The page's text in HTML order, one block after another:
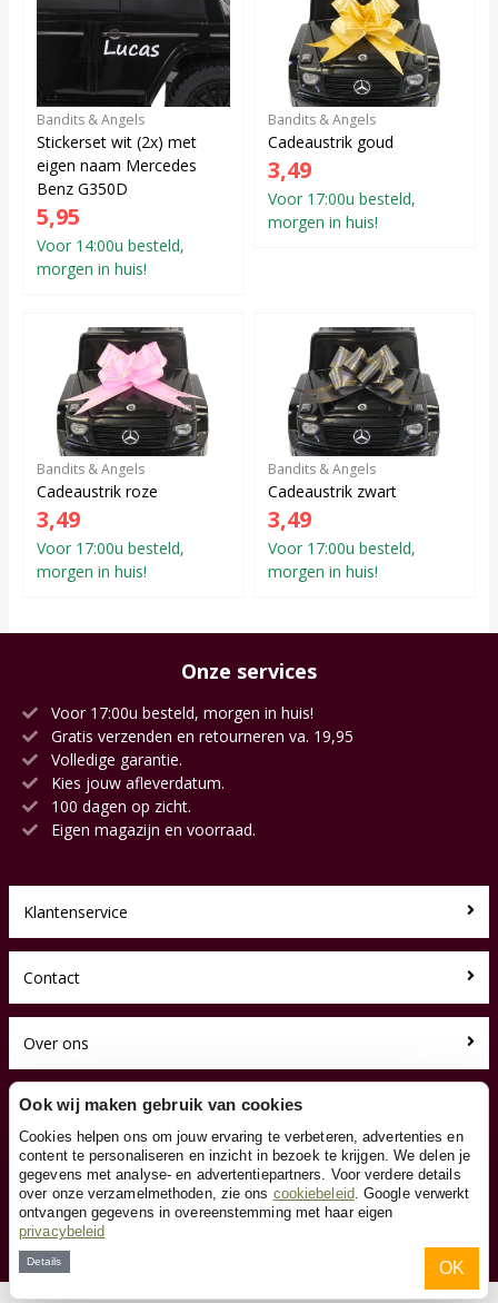
Bandits & Angels
Stickerset wit (2x) met
eigen naam Mercedes
Benz G350D
5,95
Voor 14:00u besteld,
morgen in huis!
Bandits & Angels
Cadeaustrik goud
3,49
Voor 17:00u besteld,
morgen in huis!
Bandits & Angels
Cadeaustrik roze
3,49
Voor 17:00u besteld,
morgen in huis!
Bandits & Angels
Cadeaustrik zwart
3,49
Voor 17:00u besteld,
morgen in huis!
Onze services
Voor 17:00u besteld, morgen in huis!
Gratis verzenden en retourneren va. 19,95
Volledige garantie.
Kies jouw afleverdatum.
100 dagen op zicht.
Eigen magazijn en voorraad.
Klantenservice
Contact
Over ons
Toyfan BV
Loopauto.nl
Waterwinweg 9
7572 PD Oldenzaal
Tel. 0541-228000
Facebook
Instagram
Ook wij maken gebruik van cookies
Cookies helpen ons om jouw ervaring te verbeteren, advertenties en
content te personaliseren en inzicht in bezoek te krijgen. We delen je
gegevens met analyse- en advertentiepartners. Voor verdere details
over onze verzamelmethoden, zie ons cookiebeleid. Google verwerkt
ontvangen gegevens in overeenstemming met haar eigen
privacybeleid
Details OK